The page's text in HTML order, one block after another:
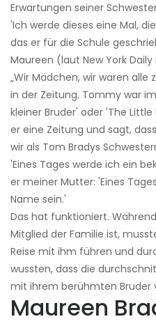
Erwartungen seiner
'Ich werde dieses eine Mal,
das er für die Schule
Maureen (laut New York Daily
„Wir Mädchen, wir waren
in der Zeitung. Tommy war
kleiner Bruder' oder 'The
er eine Zeitung und sagt,
wir als Tom Bradys
'Eines Tages werde ich ein
er meiner Mutter: 'Eines
Name sein.'
Das hat funktioniert.
Mitglied der Familie ist,
Reise mit ihm führen und
wussten, dass die
mit ihrem berühmten Bruder
Maureen